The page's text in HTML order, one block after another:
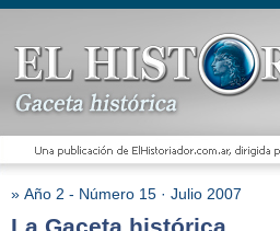
» Año 2 - Número 15 · Julio 2007